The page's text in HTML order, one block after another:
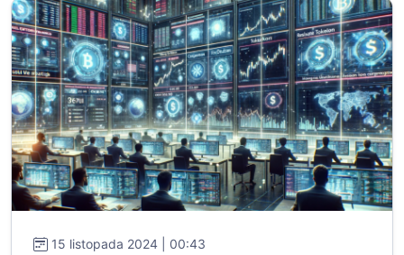
15 listopada 2024 | 00:43